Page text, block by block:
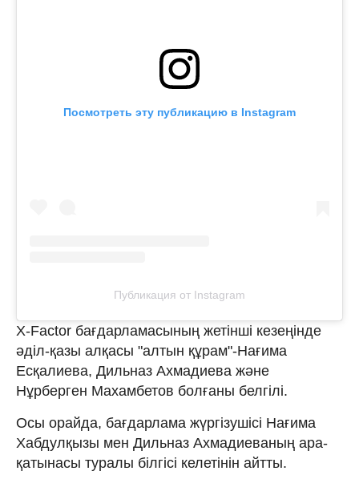
Посмотреть эту публикацию в Instagram
Публикация от Instagram
X-Factor бағдарламасының жетінші кезеңінде
әділ-қазы алқасы "алтын құрам"-Нағима
Есқалиева, Дильназ Ахмадиева және
Нұрберген Махамбетов болғаны белгілі.
Осы орайда, бағдарлама жүргізушісі Нағима
Хабдулқызы мен Дильназ Ахмадиеваның ара-
қатынасы туралы білгісі келетінін айтты.